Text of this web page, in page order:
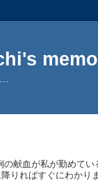
献血が私が勤めてい
りればすぐにわかり